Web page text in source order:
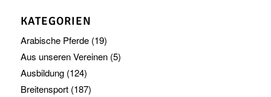
KATEGORIEN
Arabische Pferde(19)
Aus unseren Vereinen(5)
Ausbildung(124)
Breitensport(187)